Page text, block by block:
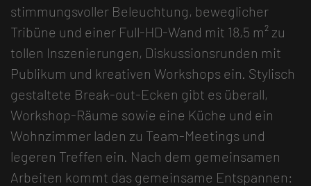
stimmungsvoller Beleuchtung, beweglicher
Tribüne und einer Full-HD-Wand mit 18,5 m² zu
tollen Inszenierungen, Diskussionsrunden mit
Publikum und kreativen Workshops ein. Stylisch
gestaltete Break-out-Ecken gibt es überall,
Workshop-Räume sowie eine Küche und ein
Wohnzimmer laden zu Team-Meetings und
legeren Treffen ein. Nach dem gemeinsamen
Arbeiten kommt das gemeinsame Entspannen: